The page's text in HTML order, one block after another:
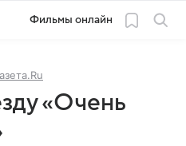
Фильмы онлайн
«Очень